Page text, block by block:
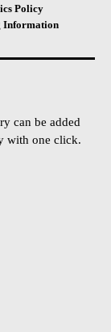
Policy
Information
can be added
with one click.